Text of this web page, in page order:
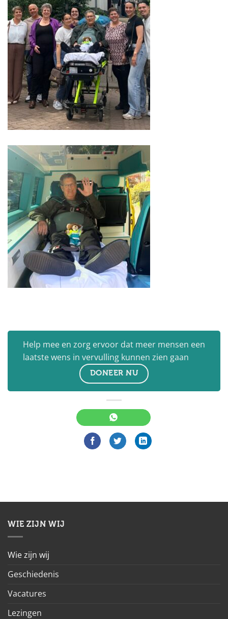
Help mee en zorg ervoor dat meer mensen een
laatste wens in vervulling kunnen zien gaan
DONEER NU
WIE ZIJN WIJ
Wie zijn wij
Geschiedenis
Vacatures
Lezingen